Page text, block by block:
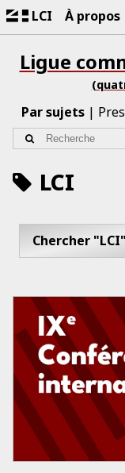
LCI À propos
Ligue
Par sujets
LCI
Chercher "LCI"